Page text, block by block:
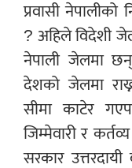
प्रवासी
? अहिले विदेशी
नेपाली जेलमा
देशको जेलमा
सीमा काटेर
जिम्मेवारी र
सरकार